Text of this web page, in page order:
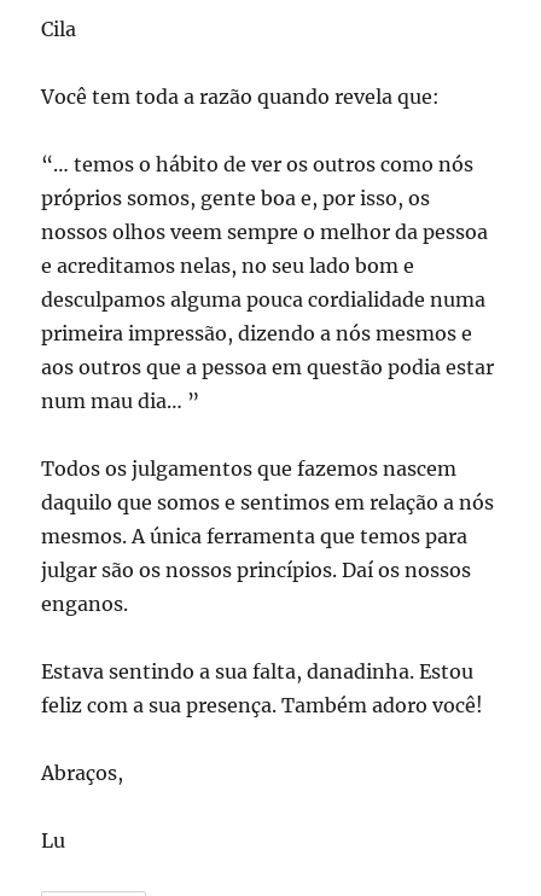
Cila
Você tem toda a razão quando revela que:
“… temos o hábito de ver os outros como nós
próprios somos, gente boa e, por isso, os
nossos olhos veem sempre o melhor da pessoa
e acreditamos nelas, no seu lado bom e
desculpamos alguma pouca cordialidade numa
primeira impressão, dizendo a nós mesmos e
aos outros que a pessoa em questão podia estar
num mau dia… ”
Todos os julgamentos que fazemos nascem
daquilo que somos e sentimos em relação a nós
mesmos. A única ferramenta que temos para
julgar são os nossos princípios. Daí os nossos
enganos.
Estava sentindo a sua falta, danadinha. Estou
feliz com a sua presença. Também adoro você!
Abraços,
Lu